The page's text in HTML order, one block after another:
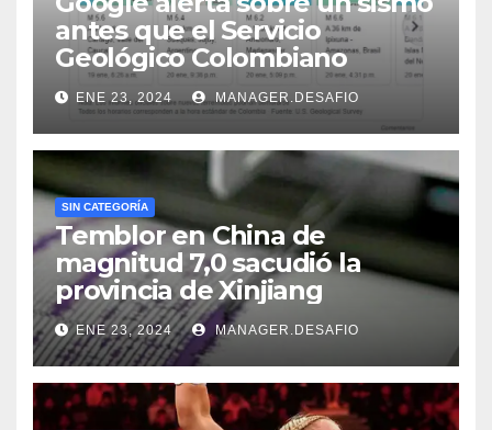
antes que el Servicio
Geológico Colombiano
ENE 23, 2024 MANAGER.DESAFIO
SIN CATEGORÍA
Temblor en China de
magnitud 7,0 sacudió la
provincia de Xinjiang
ENE 23, 2024 MANAGER.DESAFIO